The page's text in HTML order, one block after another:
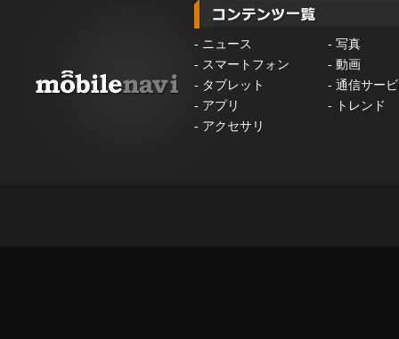
- ニュース - 写真
- スマートフォン - 動画
- タブレット - 通信サー
- アプリ -
トレンド
- アクセサリ